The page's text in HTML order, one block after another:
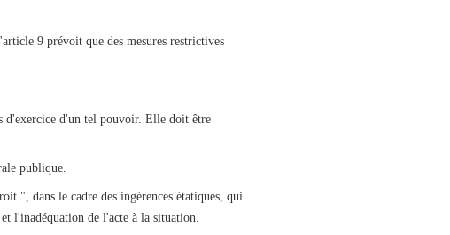
9 prévoit que des mesures restrictives
d'exercice d'un tel pouvoir. Elle doit être
publique.
", dans le cadre des ingérences étatiques, qui
l'inadéquation de l'acte à la situation.